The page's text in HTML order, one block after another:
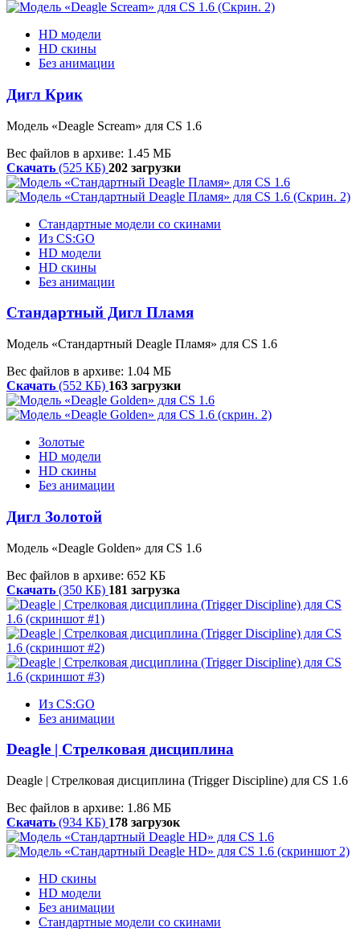
HD модели
HD скины
Без анимации
Дигл Крик
Модель «Deagle Scream» для CS 1.6
Вес файлов в архиве: 1.45 МБ
Скачать (525 КБ) 202 загрузки
Стандартные модели со скинами
Из CS:GO
HD модели
HD скины
Без анимации
Стандартный Дигл Пламя
Модель «Стандартный Deagle Пламя» для CS 1.6
Вес файлов в архиве: 1.04 МБ
Скачать (552 КБ) 163 загрузки
Золотые
HD модели
HD скины
Без анимации
Дигл Золотой
Модель «Deagle Golden» для CS 1.6
Вес файлов в архиве: 652 КБ
Скачать (350 КБ) 181 загрузка
Из CS:GO
Без анимации
Deagle | Стрелковая дисциплина
Deagle | Стрелковая дисциплина (Trigger Discipline) для CS 1.6
Вес файлов в архиве: 1.86 МБ
Скачать (934 КБ) 178 загрузок
HD скины
HD модели
Без анимации
Стандартные модели со скинами